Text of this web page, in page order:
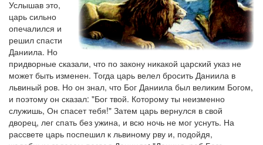
Услышав это,
царь сильно
опечалился и
решил спасти
Даниила. Но
придворные сказали, что по закону никакой царский указ не
может быть изменен. Тогда царь велел бросить Даниила в
львиный ров. Но он знал, что Бог Даниила был великим Богом,
и поэтому он сказал: "Бог твой. Которому ты неизменно
служишь, Он спасет тебя!" Затем царь вернулся в свой
дворец, лег спать без ужина, и всю ночь не мог уснуть. На
рассвете царь поспешил к львиному рву и, подойдя,